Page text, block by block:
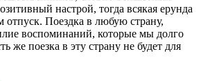
настрой, тогда всякая ерунда
отпуск. Поездка в любую страну,
воспоминаний, которые мы долго
же поезка в эту страну не будет для